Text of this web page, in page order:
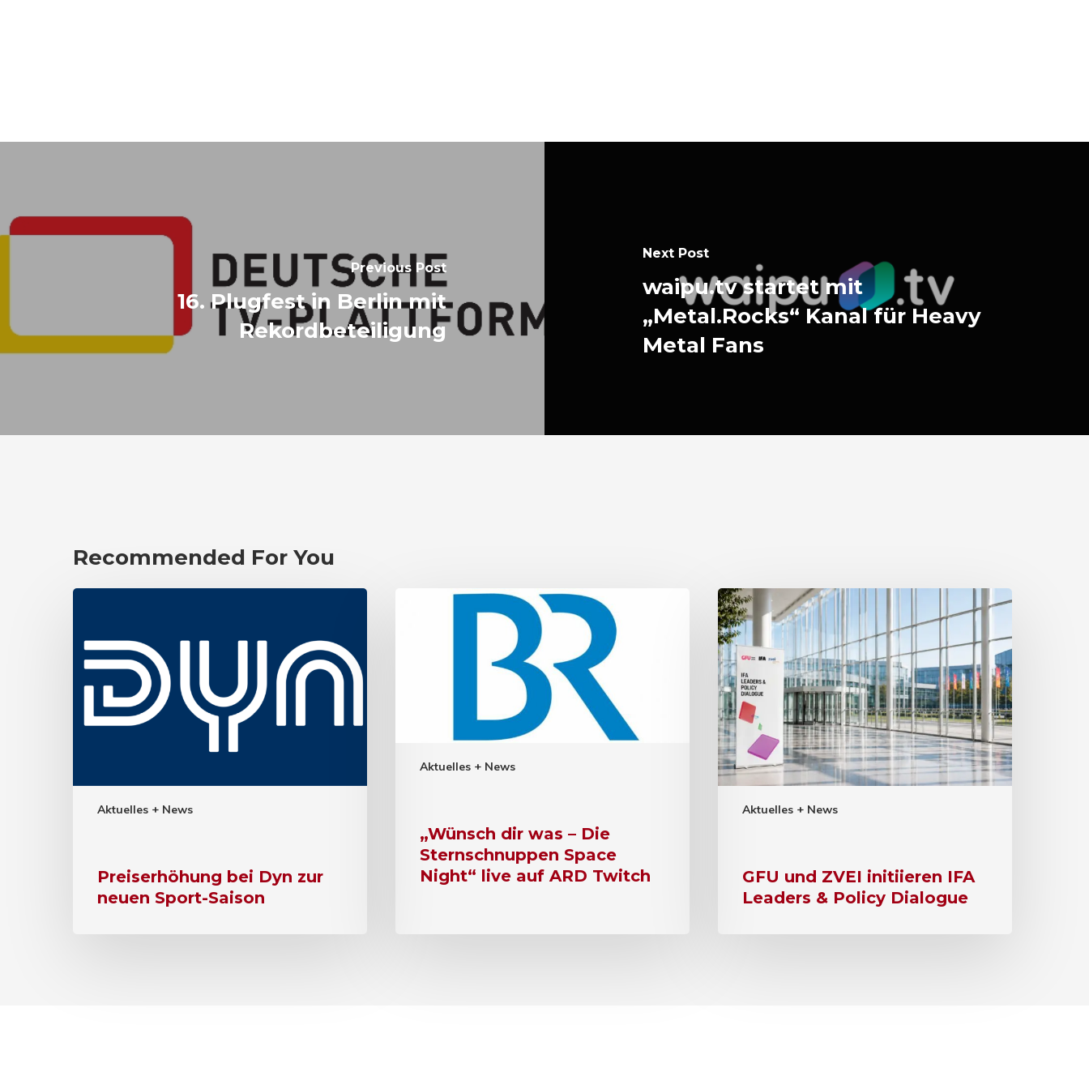
Previous Post
16. Plugfest in Berlin mit
Rekordbeteiligung
Next Post
waipu.tv startet mit
„Metal.Rocks“ Kanal für Heavy
Metal Fans
Recommended For You
Aktuelles + News
Preiserhöhung bei Dyn zur
neuen Sport-Saison
Aktuelles + News
„Wünsch dir was – Die
Sternschnuppen Space
Night“ live auf ARD Twitch
Aktuelles + News
GFU und ZVEI initiieren IFA
Leaders & Policy Dialogue